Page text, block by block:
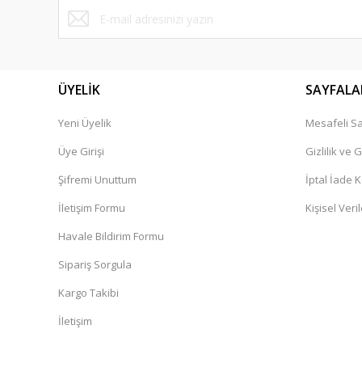
Ürün fiyatı diğer sitelerden daha pahalı.
Bu ürüne benzer farklı alternatifler olmalı.
ÜYELİK
Yeni Üyelik
Üye Girişi
Şifremi Unuttum
İletişim Formu
Havale Bildirim Formu
Sipariş Sorgula
Kargo Takibi
İletişim
Mesafeli
Gizlilik ve
İptal İade
Kişisel